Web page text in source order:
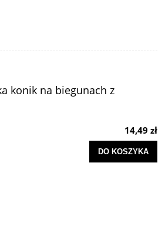
konik na biegunach z
14,49 zł
DO KOSZYKA